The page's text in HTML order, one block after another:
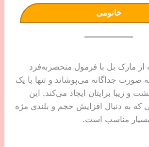
خانومی
مارک بل با فرمول منحصربه‌فرد
صورت جداگانه می‌پوشاند و تنها با یک
و زیبا برایتان ایجاد می‌کند. این
که به دنبال افزایش حجم و بلندی مژه
مناسب است.